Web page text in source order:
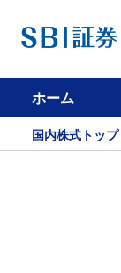
ホーム
国内株式トップ